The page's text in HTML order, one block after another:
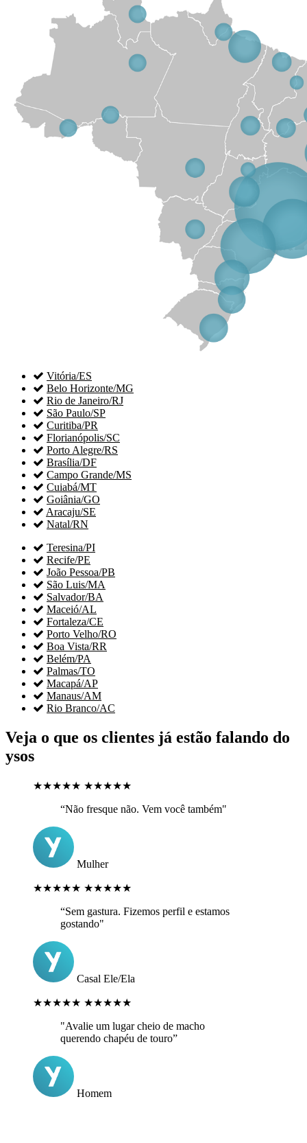
 Vitória/ES
 Belo Horizonte/MG
 Rio de Janeiro/RJ
 São Paulo/SP
 Curitiba/PR
 Florianópolis/SC
 Porto Alegre/RS
 Brasília/DF
 Campo Grande/MS
 Cuiabá/MT
 Goiânia/GO
 Aracaju/SE
 Natal/RN
 Teresina/PI
 Recife/PE
 João Pessoa/PB
 São Luis/MA
 Salvador/BA
 Maceió/AL
 Fortaleza/CE
 Porto Velho/RO
 Boa Vista/RR
 Belém/PA
 Palmas/TO
 Macapá/AP
 Manaus/AM
 Rio Branco/AC
Veja o que os clientes já estão falando do
ysos
★★★★★ ★★★★★
“Não fresque não. Vem você também"
Mulher
★★★★★ ★★★★★
“Sem gastura. Fizemos perfil e estamos
gostando"
Casal Ele/Ela
★★★★★ ★★★★★
"Avalie um lugar cheio de macho
querendo chapéu de touro”
Homem